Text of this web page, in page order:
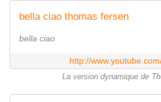
bella ciao thomas fersen
bella ciao
http://
La version dynamique de